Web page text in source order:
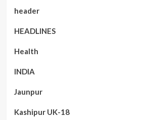
header
HEADLINES
Health
INDIA
Jaunpur
Kashipur UK-18